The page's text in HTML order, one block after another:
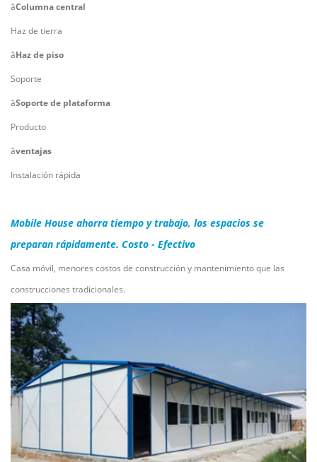
âColumna central
Haz de tierra
âHaz de piso
Soporte
âSoporte de plataforma
Producto
âventajas
Instalación rápida
Mobile House ahorra tiempo y trabajo, los espacios se
preparan rápidamente. Costo - Efectivo
Casa móvil, menores costos de construcción y mantenimiento que las
construcciones tradicionales.